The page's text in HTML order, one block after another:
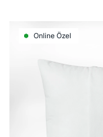
Online Özel